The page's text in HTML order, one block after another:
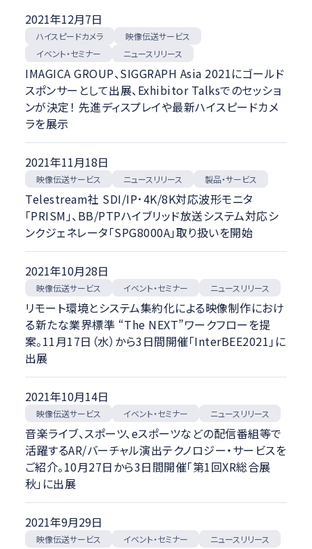
2021年12月7日
ハイスピードカメラ
映像伝送サービス
イベント・セミナー
ニュースリリース
IMAGICA GROUP、SIGGRAPH Asia 2021にゴールド
スポンサーとして出展、Exhibitor Talksでのセッショ
ンが決定！ 先進ディスプレイや最新ハイスピードカメ
ラを展示
2021年11月18日
映像伝送サービス ニュースリリース 製品・サービス
Telestream社 SDI/IP･4K/8K対応波形モニタ
「PRISM」、BB/PTPハイブリッド放送システム対応シ
ンクジェネレータ「SPG8000A」取り扱いを開始
2021年10月28日
映像伝送サービス イベント・セミナー ニュースリリース
リモート環境とシステム集約化による映像制作におけ
る新たな業界標準 “The NEXT”ワークフローを提
案。11月17日（水）から3日間開催「InterBEE2021」に
出展
2021年10月14日
映像伝送サービス イベント・セミナー ニュースリリース
音楽ライブ、スポーツ、eスポーツなどの配信番組等で
活躍するAR/バーチャル演出テクノロジー・サービスを
ご紹介。10月27日から3日間開催「第1回XR総合展
秋」に出展
2021年9月29日
映像伝送サービス イベント・セミナー ニュースリリース